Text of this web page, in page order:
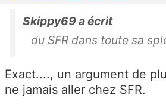
Skippy69 a écrit
du SFR dans toute sa
Exact...., un argument de
ne jamais aller chez SFR.